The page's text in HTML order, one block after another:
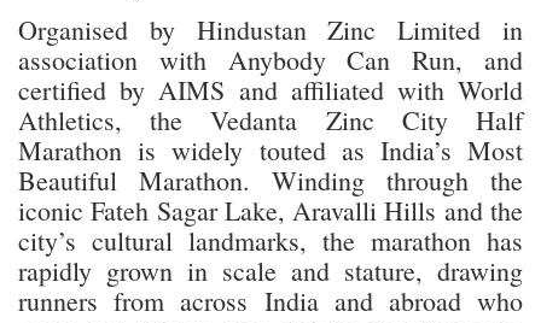
Organised by Hindustan Zinc Limited in
association with Anybody Can Run, and
certified by AIMS and affiliated with World
Athletics, the Vedanta Zinc City Half
Marathon is widely touted as India’s Most
Beautiful Marathon. Winding through the
iconic Fateh Sagar Lake, Aravalli Hills and the
city’s cultural landmarks, the marathon has
rapidly grown in scale and stature, drawing
runners from across India and abroad who